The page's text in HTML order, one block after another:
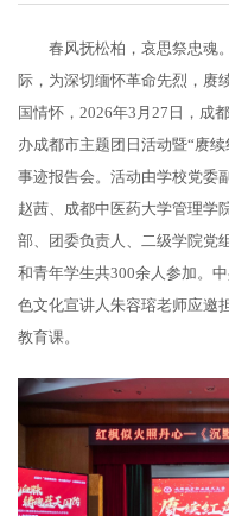
春风抚松柏，哀思祭忠魂
际，为深切缅怀革命先烈，赓
国情怀，2026年3月27日，成
办成都市主题团日活动暨“赓
事迹报告会。活动由学校党委
赵茜、成都中医药大学管理学
部、团委负责人、二级学院党
和青年学生共300余人参加。
色文化宣讲人朱容瑢老师应邀
教育课。